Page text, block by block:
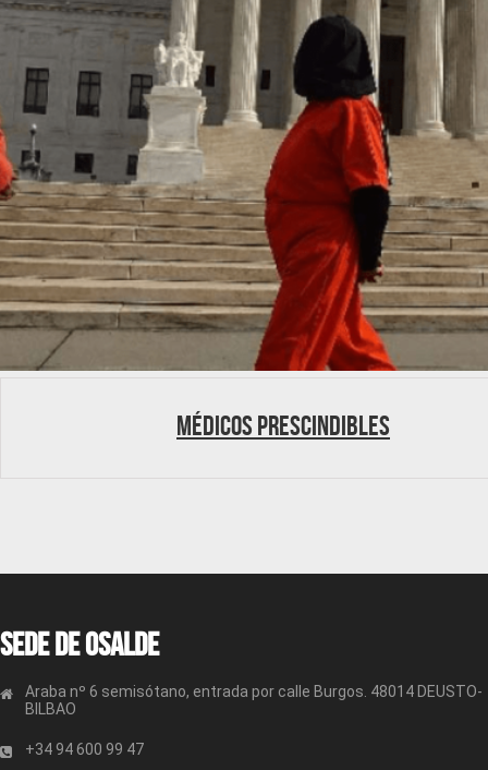
Médicos prescindibles
Sede de OSALDE
Araba nº 6 semisótano, entrada por calle Burgos. 48014 DEUSTO-
BILBAO
+34 94 600 99 47